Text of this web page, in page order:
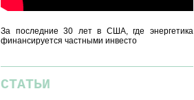
За последние 30 лет в США, где энергетика
финансируется частными инвесто
СТАТЬИ